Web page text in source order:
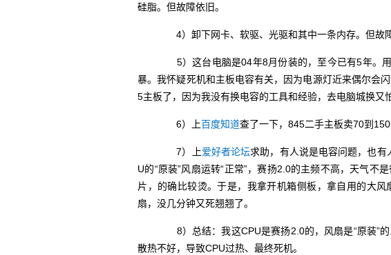
硅脂。但故障依旧。
4）卸下网卡、软驱、光驱和其中一条内存。但故障
5）这台电脑是04年8月份装的，至今已有5年。
暴。我怀疑死机和主板电容有关，因为电源灯近来偶尔会
5主板了，因为我没有换电容的工具和经验，去电脑城换又
6）上百度知道查了一下，845二手主板卖70到150
7）上爱好者论坛求助，有人说是电容问题，也
U的“原装”风扇运转“正常”，赛扬2.0的主频不高，天气不
片，的确比较烫。于是，我拿开机箱侧板，拿自用的大
扇，没几分钟又死翘翘了。
8）总结：我这CPU是赛扬2.0的，风扇是“原装”的
散热不好，导致CPU过热、最终死机。